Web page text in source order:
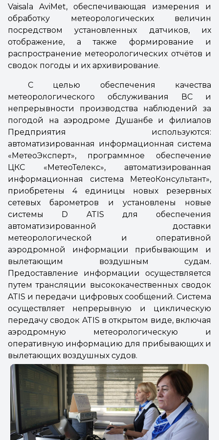
Vaisala AviMet, обеспечивающая измерения и
обработку метеорологических величин
посредством установленных датчиков, их
отображение, а также формирование и
распространение метеорологических отчётов и
сводок погоды и их архивирование.
С целью обеспечения качества
метеорологического обслуживания ВС и
непрерывности производства наблюдений за
погодой на аэродроме Душанбе и филиалов
Предприятия используются:
автоматизированная информационная система
«МетеоЭксперт», программное обеспечение
ЦКС «МетеоТелекс», автоматизированная
информационная система МетеоКонсультант»,
приобретены 4 единицы новых резервных
сетевых барометров и установлены новые
системы D ATIS для обеспечения
автоматизированной доставки
метеорологической и оперативной
аэродромной информации прибывающим и
вылетающим воздушным судам.
Предоставление информации осуществляется
путем трансляции высококачественных сводок
ATIS и передачи цифровых сообщений. Система
осуществляет непрерывную и циклическую
передачу сводок ATIS в открытом виде, включая
аэродромную метеорологическую и
оперативную информацию для прибывающих и
вылетающих воздушных судов.